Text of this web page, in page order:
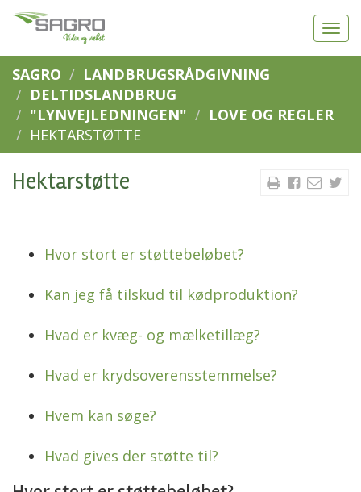
SAGRO
LANDBRUGSRÅDGIVNING
DELTIDSLANDBRUG
"LYNVEJLEDNINGEN"
LOVE OG REGLER
HEKTARSTØTTE
Hektarstøtte
Hvor stort er støttebeløbet?
Kan jeg få tilskud til kødproduktion?
Hvad er kvæg- og mælketillæg?
Hvad er krydsoverensstemmelse?
Hvem kan søge?
Hvad gives der støtte til?